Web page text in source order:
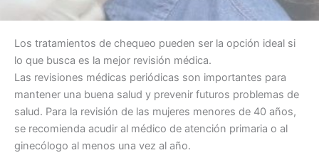
Los tratamientos de chequeo pueden ser la opción ideal si
lo que busca es la mejor revisión médica.
Las revisiones médicas periódicas son importantes para
mantener una buena salud y prevenir futuros problemas de
salud. Para la revisión de las mujeres menores de 40 años,
se recomienda acudir al médico de atención primaria o al
ginecólogo al menos una vez al año.